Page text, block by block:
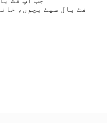
فٹ بال سیٹ بچوں،